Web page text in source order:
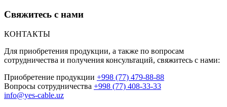
Свяжитесь с нами
КОНТАКТЫ
Для приобретения продукции, а также по вопросам
сотрудничества и получения консультаций, свяжитесь с нами:
Приобретение продукции +998 (77) 479-88-88
Вопросы сотрудничества +998 (77) 408-33-33
info@yes-cable.uz